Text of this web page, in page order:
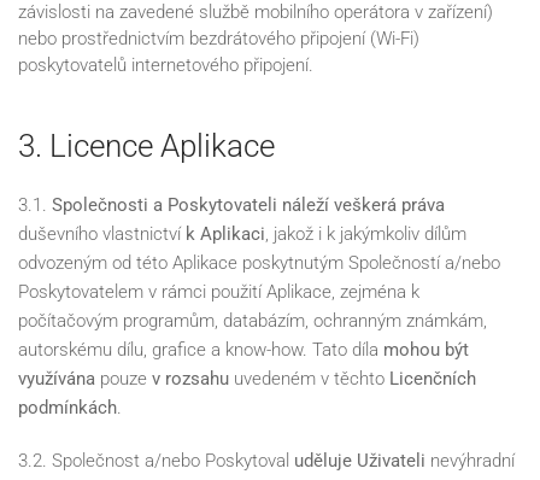
závislosti na zavedené službě mobilního operátora v zařízení)
nebo prostřednictvím bezdrátového připojení (Wi-Fi)
poskytovatelů internetového připojení.
3. Licence Aplikace
3.1. Společnosti a Poskytovateli náleží veškerá práva
duševního vlastnictví k Aplikaci, jakož i k jakýmkoliv dílům
odvozeným od této Aplikace poskytnutým Společností a/nebo
Poskytovatelem v rámci použití Aplikace, zejména k
počítačovým programům, databázím, ochranným známkám,
autorskému dílu, grafice a know-how. Tato díla mohou být
využívána pouze v rozsahu uvedeném v těchto Licenčních
podmínkách.
3.2. Společnost a/nebo Poskytoval uděluje Uživateli nevýhradní